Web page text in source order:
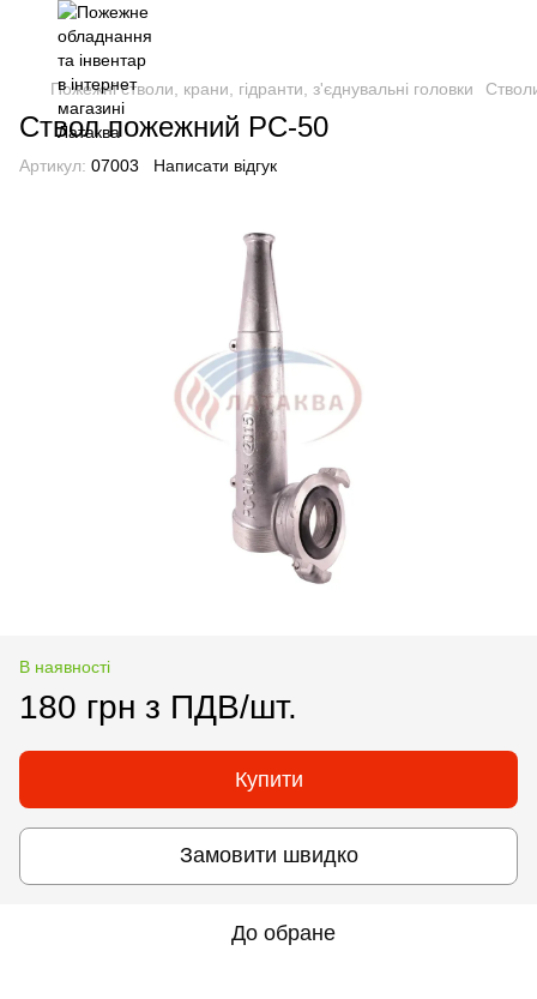
Пожежні стволи, крани, гідранти, з'єднувальні головки
Ствол пожежний РС-50
Артикул: 07003 Написати відгук
В наявності
180 грн з ПДВ/шт.
Купити
Замовити швидко
До обране